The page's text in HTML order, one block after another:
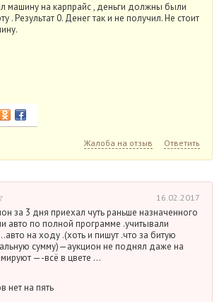
машину на карпрайс , деньги должны были
. Результат 0. Денег так и не получил. Не стоит
Жалоба на отзыв Ответить
16.02.2017
за 3 дня приехал чуть раньше назначенного
авто по полной программе .учитывали
на ходу .(хоть и пишут .что за битую
сумму)—аукцион не поднял даже на
—-всё в цвете …
нет на пять